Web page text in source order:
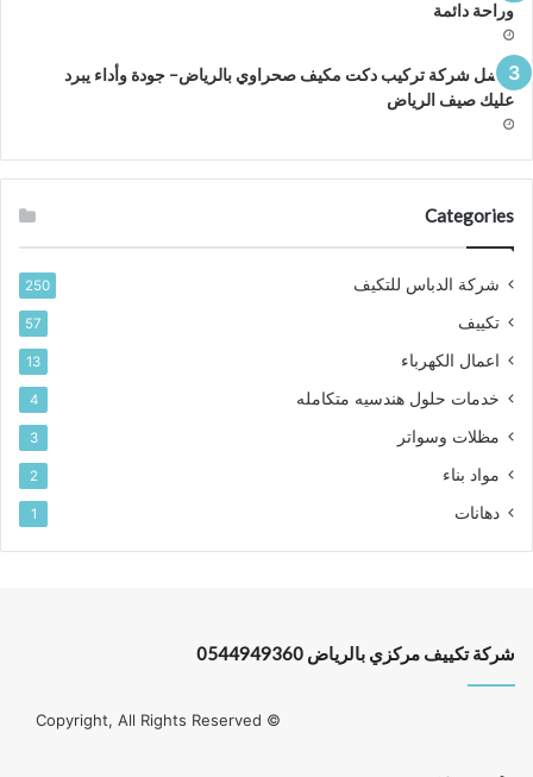
وراحة دائمة
افضل شركة تركيب دكت مكيف صحراوي بالرياض– جودة وأداء يبرد
عليك صيف الرياض
Categories
شركة الدباس للتكيف 250
تكييف 57
اعمال الكهرباء 13
خدمات حلول هندسيه متكامله 4
مظلات وسواتر 3
مواد بناء 2
دهانات 1
شركة تكييف مركزي بالرياض 0544949360
© Copyright, All Rights Reserved